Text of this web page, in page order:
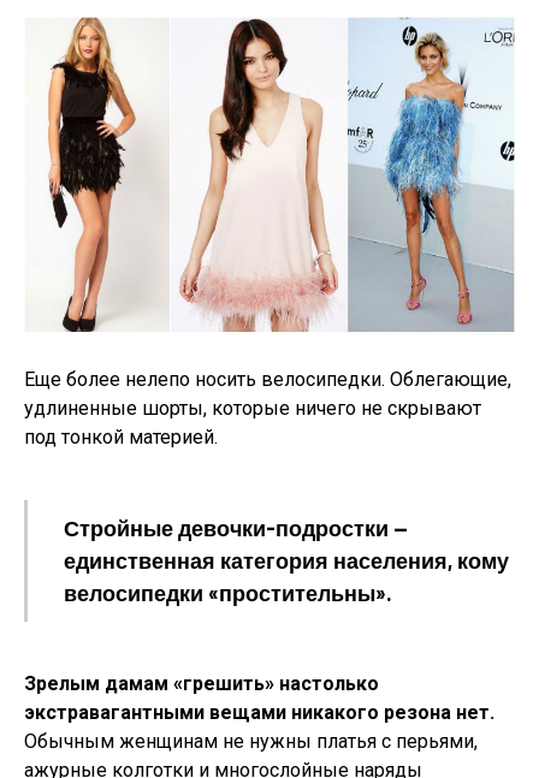
Еще более нелепо носить велосипедки. Облегающие,
удлиненные шорты, которые ничего не скрывают
под тонкой материей.
Стройные девочки-подростки —
единственная категория населения, кому
велосипедки «простительны».
Зрелым дамам «грешить» настолько
экстравагантными вещами никакого резона нет.
Обычным женщинам не нужны платья с перьями,
ажурные колготки и многослойные наряды